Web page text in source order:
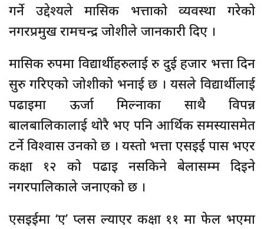
गर्ने उद्देश्यले मासिक भत्ताको व्यवस्था गरेको
नगरप्रमुख रामचन्द्र जोशीले जानकारी दिए ।
मासिक रुपमा विद्यार्थीहरुलाई रु दुई हजार भत्ता दिन
सुरु गरिएको जोशीको भनाई छ । यसले विद्यार्थीलाई
पढाइमा ऊर्जा मिल्नाका साथै विपन्न
बालबालिकालाई थोरै भए पनि आर्थिक समस्यासमेत
टर्ने विश्वास उनको छ । यस्तो भत्ता एसइई पास भएर
कक्षा १२ को पढाइ नसकिने बेलासम्म दिइने
नगरपालिकाले जनाएको छ ।
एसइईमा ‘ए’ प्लस ल्याएर कक्षा ११ मा फेल भएमा